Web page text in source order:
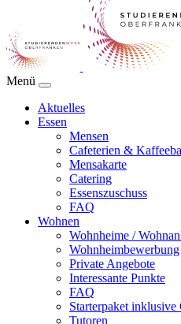
Menü
Aktuelles
Essen
Mensen
Cafeterien &
Mensakarte
Catering
Essenszuschuss
FAQ
Wohnen
Wohnheime /
Wohnheimbewerbung
Private Angebote
Interessante Punkte
FAQ
Starterpaket inklusive
Tutoren